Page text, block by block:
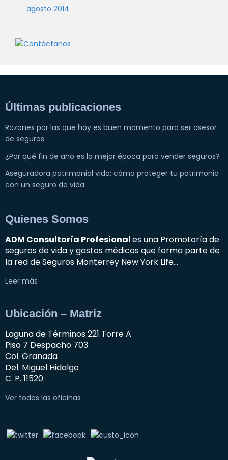
agosto 2014
Últimas publicaciones
Razones por las que hoy es buen momento para ser asesor
de seguros
¿Por qué fin de año es la mejor época para vender seguros?
Aseguradora patrimonial vida: cómo proteger tu patrimonio
con un seguro de vida
Quienes Somos
ADM Consultoría Profesionales una Promotoría de
seguros de vida y gastos médicos que forma parte de
la red de Seguros Monterrey New York Life…
Leer más
Ubicación – Matriz
Laguna de Términos 221 Torre A
Piso 7 Despacho 703
Col. Granada
Del. Miguel Hidalgo
C. P. 11520
Ver todas las oficinas